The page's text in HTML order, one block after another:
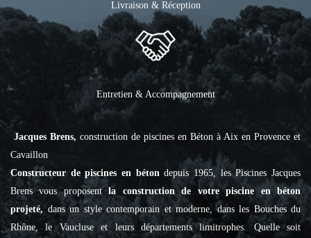
Livraison & Réception
Entretien & Accompagnement
Jacques Brens, construction de piscines en Béton à Aix en Provence et
Cavaillon
Constructeur de piscines en bétondepuis 1965, les Piscines Jacques
Brens vous proposentla construction de votre piscine en béton
projeté, dans un style contemporain et moderne, dans les Bouches du
Rhône, le Vaucluse et leurs départements limitrophes. Quelle soit